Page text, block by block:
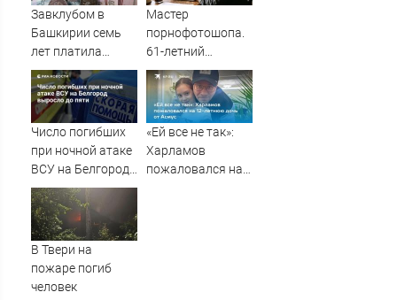
правду и
попросила о
Завклубом в
Башкирии семь
лет платила
зарплату мужу-
прогульщику
Мастер
порнофотошопа.
61-летний
мужчина
смастерил
порнооткрытку и
в итоге пойдёт
под суд
Число погибших
при ночной атаке
ВСУ на Белгород
выросло до пяти
«Ей все не так»:
Харламов
пожаловался на
В Твери на
пожаре погиб
человек